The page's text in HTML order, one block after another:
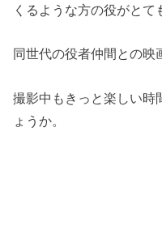
くるような方の役がとて
同世代の役者仲間との映
撮影中もきっと楽しい時
ょうか。